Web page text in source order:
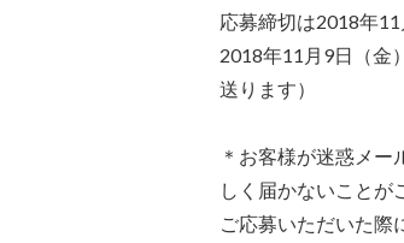
応募締切は2018年
2018年11月9日（金
送ります）
＊お客様が迷惑メ
しく届かないことが
ご応募いただいた